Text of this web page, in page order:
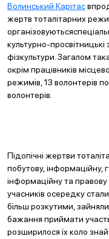
Волинський Карітас
жертв тоталітарних
культурно-просвітницькі
фізкультури. Загалом
окрім працівників
режимів, 13 волонтерів
волонтерів.
Підопічні жертви
побутову, інформаційну,
інформаційну та
учасників осередку
більш розкутими,
бажання приймати
розширилося їх коло